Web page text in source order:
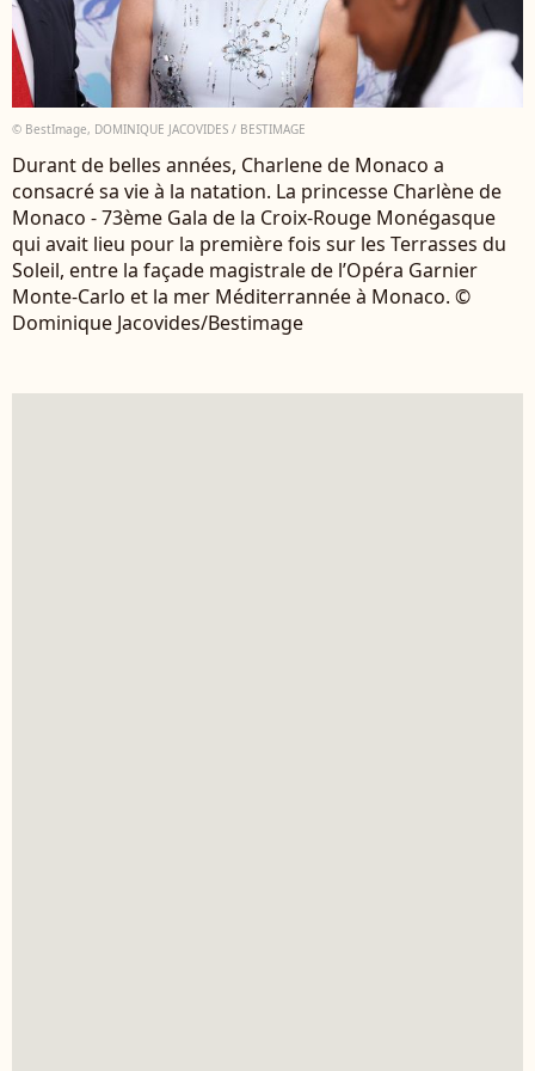
© BestImage, DOMINIQUE JACOVIDES / BESTIMAGE
Durant de belles années, Charlene de Monaco a
consacré sa vie à la natation. La princesse Charlène de
Monaco - 73ème Gala de la Croix-Rouge Monégasque
qui avait lieu pour la première fois sur les Terrasses du
Soleil, entre la façade magistrale de l’Opéra Garnier
Monte-Carlo et la mer Méditerrannée à Monaco. ©
Dominique Jacovides/Bestimage